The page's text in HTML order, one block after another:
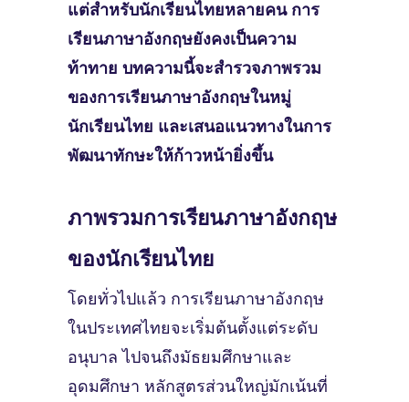
แต่สำหรับนักเรียนไทยหลายคน การ
เรียนภาษาอังกฤษยังคงเป็นความ
ท้าทาย บทความนี้จะสำรวจภาพรวม
ของการเรียนภาษาอังกฤษในหมู่
นักเรียนไทย และเสนอแนวทางในการ
พัฒนาทักษะให้ก้าวหน้ายิ่งขึ้น
ภาพรวมการเรียนภาษาอังกฤษ
ของนักเรียนไทย
โดยทั่วไปแล้ว การเรียนภาษาอังกฤษ
ในประเทศไทยจะเริ่มต้นตั้งแต่ระดับ
อนุบาล ไปจนถึงมัธยมศึกษาและ
อุดมศึกษา หลักสูตรส่วนใหญ่มักเน้นที่